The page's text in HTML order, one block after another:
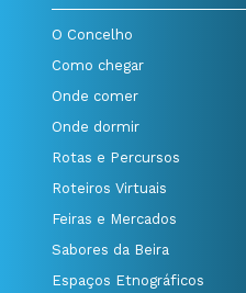
O Concelho
Como chegar
Onde comer
Onde dormir
Rotas e Percursos
Roteiros Virtuais
Feiras e Mercados
Sabores da Beira
Espaços Etnográficos